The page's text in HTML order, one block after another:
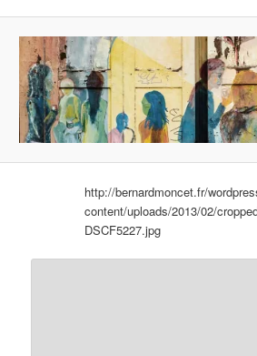
http://bernardmoncet.fr/
content/uploads/2013/02/
DSCF5227.jpg